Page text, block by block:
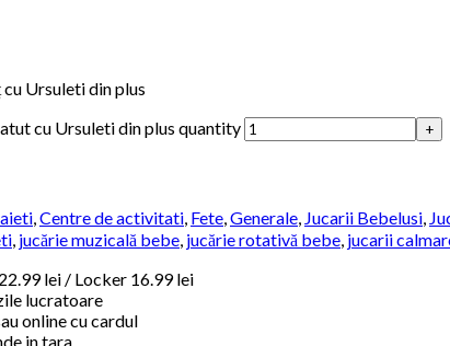
Ursuleti din plus
cu Ursuleti din plus quantity
,Centre de activitati, Fete,Generale, Jucarii Bebelusi,
, jucărie muzicală bebe, jucărie rotativă bebe, jucarii
lei / Locker 16.99 lei
lucratoare
online cu cardul
in tara